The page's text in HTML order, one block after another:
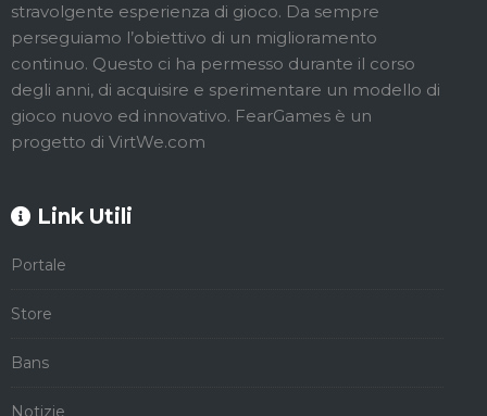
stravolgente esperienza di gioco. Da sempre
perseguiamo l’obiettivo di un miglioramento
continuo. Questo ci ha permesso durante il corso
degli anni, di acquisire e sperimentare un modello di
gioco nuovo ed innovativo. FearGames è un
progetto di VirtWe.com
Link Utili
Portale
Store
Bans
Notizie